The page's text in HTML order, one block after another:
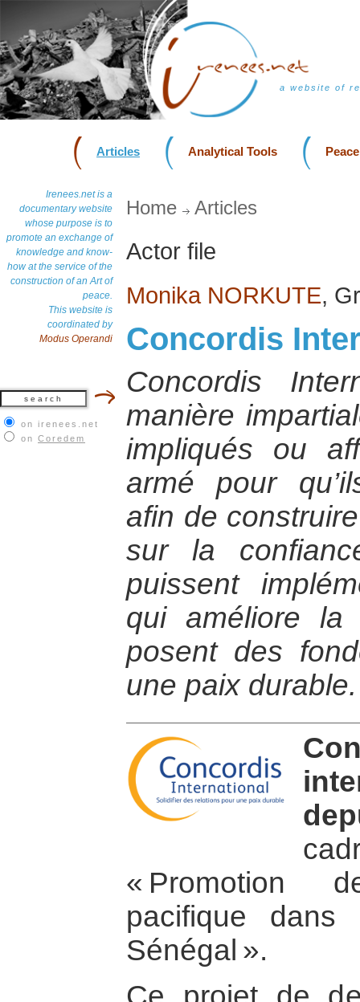
a website of
Articles Analytical Tools
Irenees.net is a
documentary website
whose purpose is to
promote an exchange of
knowledge and know-
how at the service of the
construction of an Art of
peace.
This website is
coordinated by
Modus Operandi
on irenees.net
on Coredem
Home Articles
Actor file
Monika NORKUTE,
Concordis
Concordis
manière
impliqués ou
armé pour
afin de
sur la
puissent
qui améliore la
posent des
une paix durable.
« Promotion
pacifique
Sénégal ».